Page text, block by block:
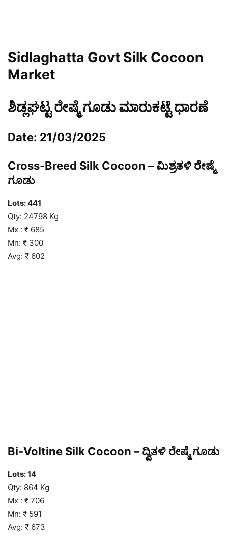
Sidlaghatta Govt Silk Cocoon
Market
ಶಿಡ್ಲಘಟ್ಟ ರೇಷ್ಮೆ ಗೂಡು ಮಾರುಕಟ್ಟೆ ಧಾರಣೆ
Date: 21/03/2025
Cross-Breed Silk Cocoon – ಮಿಶ್ರತಳಿ ರೇಷ್ಮೆ
ಗೂಡು
Lots:441
Qty: 24798 Kg
Mx : ₹ 685
Mn: ₹ 300
Avg: ₹ 602
Bi-Voltine Silk Cocoon – ದ್ವಿತಳಿ ರೇಷ್ಮೆ ಗೂಡು
Lots: 14
Qty: 864 Kg
Mx : ₹ 706
Mn: ₹ 591
Avg: ₹ 673